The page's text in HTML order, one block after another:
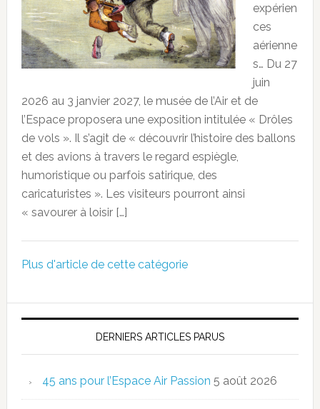
expérien
ces
aérienne
s… Du 27
juin
2026 au 3 janvier 2027, le musée de l’Air et de
l’Espace proposera une exposition intitulée « Drôles
de vols ». Il s’agit de « découvrir l’histoire des ballons
et des avions à travers le regard espiègle,
humoristique ou parfois satirique, des
caricaturistes ». Les visiteurs pourront ainsi
« savourer à loisir […]
Plus d'article de cette catégorie
DERNIERS ARTICLES PARUS
45 ans pour l’Espace Air Passion 5 août 2026